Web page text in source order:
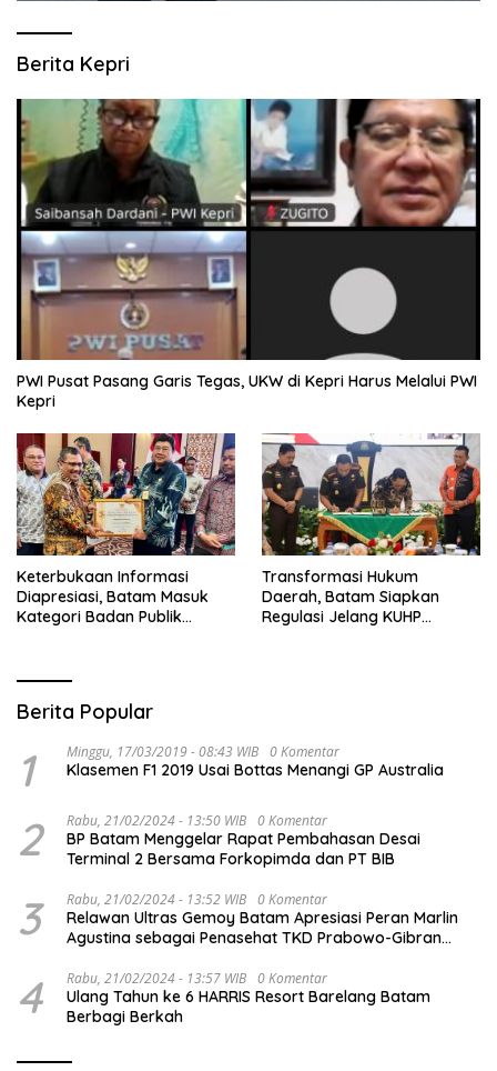
Berita Kepri
PWI Pusat Pasang Garis Tegas, UKW di Kepri Harus Melalui PWI
Kepri
Keterbukaan Informasi
Diapresiasi, Batam Masuk
Kategori Badan Publik
Transformasi Hukum
Daerah, Batam Siapkan
Regulasi Jelang KUHP
Berita Popular
1 Minggu, 17/03/2019 - 08:43 WIB 0 Komentar
Klasemen F1 2019 Usai Bottas Menangi GP Australia
2 Rabu, 21/02/2024 - 13:50 WIB 0 Komentar
BP Batam Menggelar Rapat Pembahasan Desai
Terminal 2 Bersama Forkopimda dan PT BIB
3 Rabu, 21/02/2024 - 13:52 WIB 0 Komentar
Relawan Ultras Gemoy Batam Apresiasi Peran Marlin
Agustina sebagai Penasehat TKD Prabowo-Gibran
4 Rabu, 21/02/2024 - 13:57 WIB 0 Komentar
Ulang Tahun ke 6 HARRIS Resort Barelang Batam
Berbagi Berkah